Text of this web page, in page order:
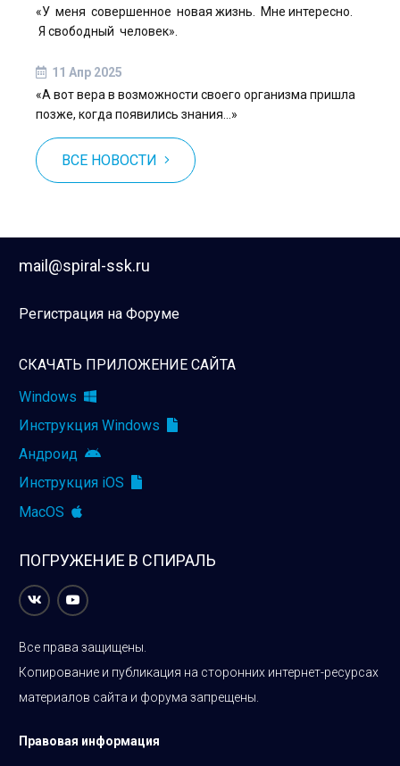
«У меня совершенное новая жизнь. Мне интересно.
Я свободный человек».
11 Апр 2025
«А вот вера в возможности своего организма пришла
позже, когда появились знания…»
ВСЕ НОВОСТИ
mail@spiral-ssk.ru
Регистрация на Форуме
СКАЧАТЬ ПРИЛОЖЕНИЕ САЙТА
Windows
Инструкция Windows
Андроид
Инструкция iOS
MacOS
ПОГРУЖЕНИЕ В СПИРАЛЬ
Все права защищены.
Копирование и публикация на сторонних интернет-ресурсах
материалов сайта и форума запрещены.
Правовая информация